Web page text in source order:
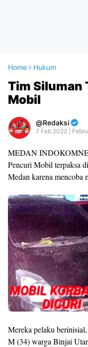
Home Hukum
Tim Siluman
Mobil
Redaksi
7 Feb 2022 |
MEDAN
Pencuri Mobil terpaksa
Medan karena mencoba
Mereka pelaku
M (34) warga Binjai